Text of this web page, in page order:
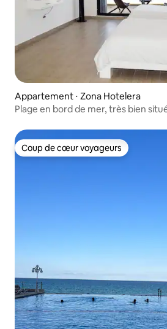
Appartement ⋅ Zona Hotelera
Plage en bord de mer, très bien
Coup de cœur voyageurs
Coup de cœur voyageurs